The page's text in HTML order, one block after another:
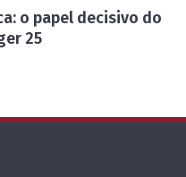
o papel decisivo do
25